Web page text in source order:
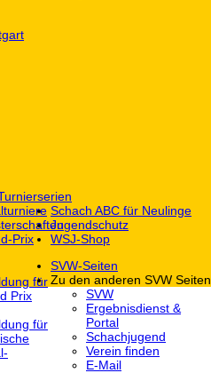
Prix
für
Prix
für
Schach ABC für Neulinge
Jugendschutz
WSJ-Shop
SVW-Seiten
Zu den anderen SVW Seiten
SVW
Ergebnisdienst &
Portal
Schachjugend
Verein finden
E-Mail